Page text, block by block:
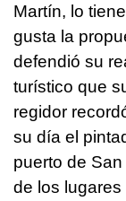
Martín, lo
gusta la
defendió su
turístico que
regidor
su día el
puerto de
de los